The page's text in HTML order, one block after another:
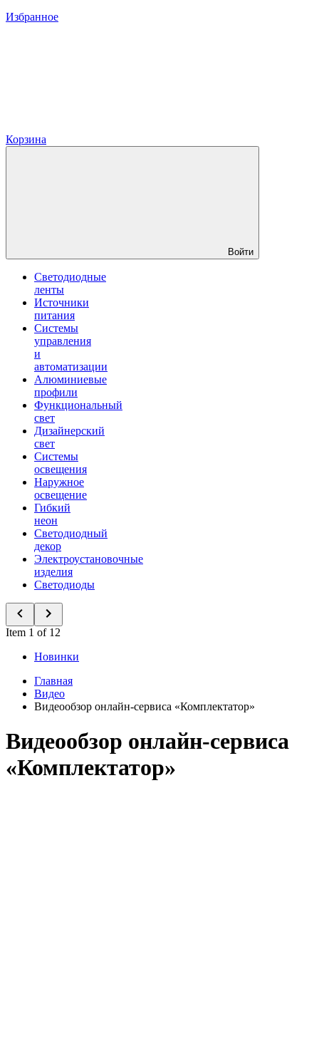
Избранное
Корзина
Войти
Светодиодные
ленты
Источники
питания
Системы
управления
и
автоматизации
Алюминиевые
профили
Функциональный
свет
Дизайнерский
свет
Системы
освещения
Наружное
освещение
Гибкий
неон
Светодиодный
декор
Электроустановочные
изделия
Светодиоды
Item 1 of 12
Новинки
Главная
Видео
Видеообзор онлайн-сервиса «Комплектатор»
Видеообзор онлайн-сервиса
«Комплектатор»